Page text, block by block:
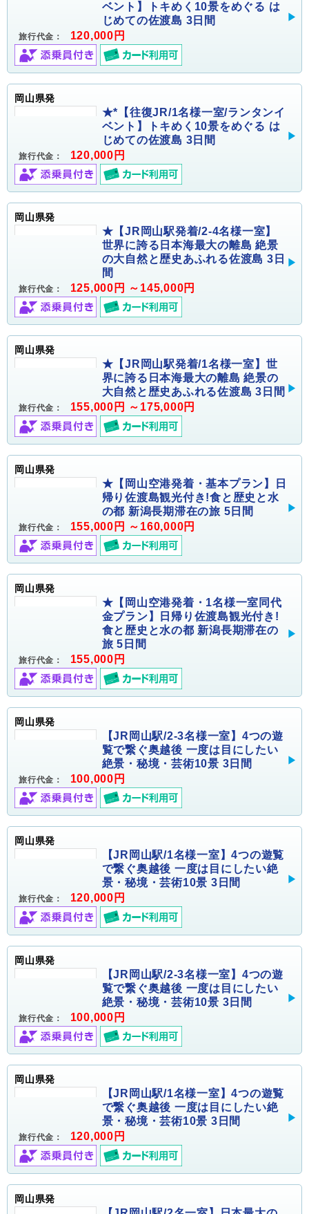
ベント】トキめく10景をめぐる は
じめての佐渡島 3日間
旅行代金： 120,000円
岡山県発
★*【往復JR/1名様一室/ランタンイ
ベント】トキめく10景をめぐる は
じめての佐渡島 3日間
旅行代金： 120,000円
岡山県発
★【JR岡山駅発着/2-4名様一室】
世界に誇る日本海最大の離島 絶景
の大自然と歴史あふれる佐渡島 3日
間
旅行代金： 125,000円 ～145,000円
岡山県発
★【JR岡山駅発着/1名様一室】世
界に誇る日本海最大の離島 絶景の
大自然と歴史あふれる佐渡島 3日間
旅行代金： 155,000円 ～175,000円
岡山県発
★【岡山空港発着・基本プラン】日
帰り佐渡島観光付き!食と歴史と水
の都 新潟長期滞在の旅 5日間
旅行代金： 155,000円 ～160,000円
岡山県発
★【岡山空港発着・1名様一室同代
金プラン】日帰り佐渡島観光付き!
食と歴史と水の都 新潟長期滞在の
旅 5日間
旅行代金： 155,000円
岡山県発
【JR岡山駅/2-3名様一室】4つの遊
覧で繋ぐ奥越後 一度は目にしたい
絶景・秘境・芸術10景 3日間
旅行代金： 100,000円
岡山県発
【JR岡山駅/1名様一室】4つの遊覧
で繋ぐ奥越後 一度は目にしたい絶
景・秘境・芸術10景 3日間
旅行代金： 120,000円
岡山県発
【JR岡山駅/2-3名様一室】4つの遊
覧で繋ぐ奥越後 一度は目にしたい
絶景・秘境・芸術10景 3日間
旅行代金： 100,000円
岡山県発
【JR岡山駅/1名様一室】4つの遊覧
で繋ぐ奥越後 一度は目にしたい絶
景・秘境・芸術10景 3日間
旅行代金： 120,000円
岡山県発